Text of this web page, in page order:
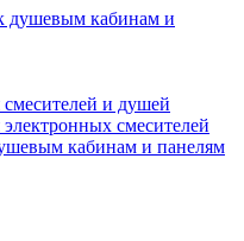
душевым кабинам и
и душей
смесителей
кабинам и панелям